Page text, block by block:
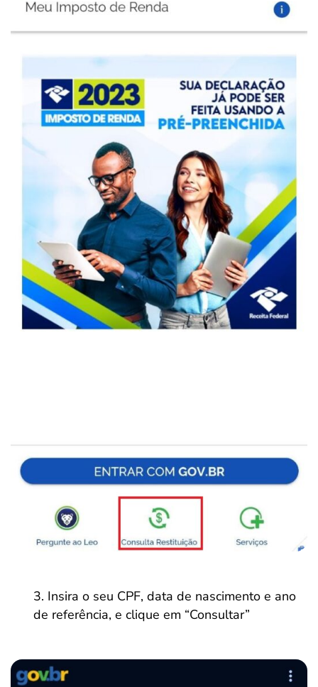
Insira o seu CPF, data de nascimento e ano
de referência, e clique em “Consultar”